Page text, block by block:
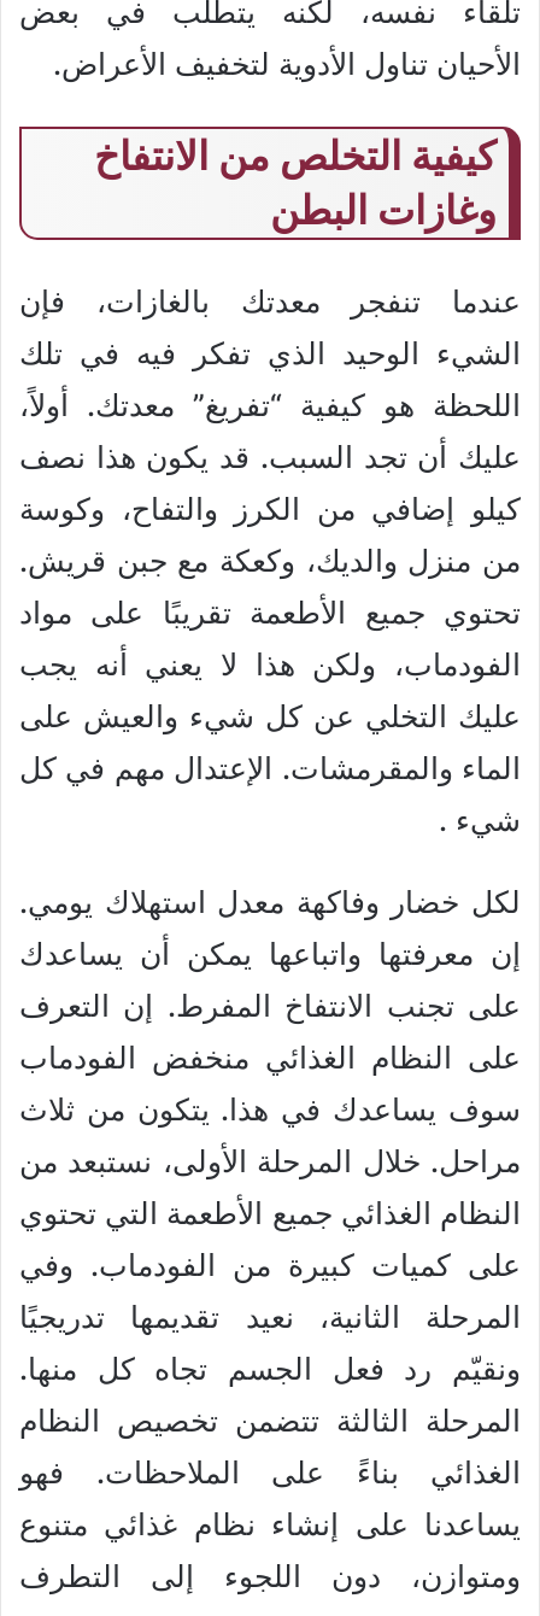
تلقاء نفسه، لكنه يتطلب في بعض
الأحيان تناول الأدوية لتخفيف الأعراض.
كيفية التخلص من الانتفاخ
وغازات البطن
عندما تنفجر معدتك بالغازات، فإن
الشيء الوحيد الذي تفكر فيه في تلك
اللحظة هو كيفية “تفريغ” معدتك. أولاً،
عليك أن تجد السبب. قد يكون هذا نصف
كيلو إضافي من الكرز والتفاح، وكوسة
من منزل والديك، وكعكة مع جبن قريش.
تحتوي جميع الأطعمة تقريبًا على مواد
الفودماب، ولكن هذا لا يعني أنه يجب
عليك التخلي عن كل شيء والعيش على
الماء والمقرمشات. الإعتدال مهم في كل
شيء .
لكل خضار وفاكهة معدل استهلاك يومي.
إن معرفتها واتباعها يمكن أن يساعدك
على تجنب الانتفاخ المفرط. إن التعرف
على النظام الغذائي منخفض الفودماب
سوف يساعدك في هذا. يتكون من ثلاث
مراحل. خلال المرحلة الأولى، نستبعد من
النظام الغذائي جميع الأطعمة التي تحتوي
على كميات كبيرة من الفودماب. وفي
المرحلة الثانية، نعيد تقديمها تدريجيًا
ونقيّم رد فعل الجسم تجاه كل منها.
المرحلة الثالثة تتضمن تخصيص النظام
الغذائي بناءً على الملاحظات. فهو
يساعدنا على إنشاء نظام غذائي متنوع
ومتوازن، دون اللجوء إلى التطرف